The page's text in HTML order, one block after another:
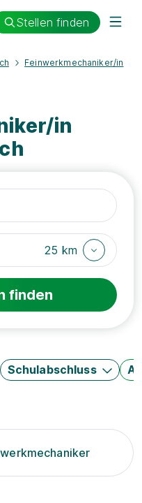
Stellen finden
Feinwerkmechaniker/in
in
25 km
finden
Schulabschluss